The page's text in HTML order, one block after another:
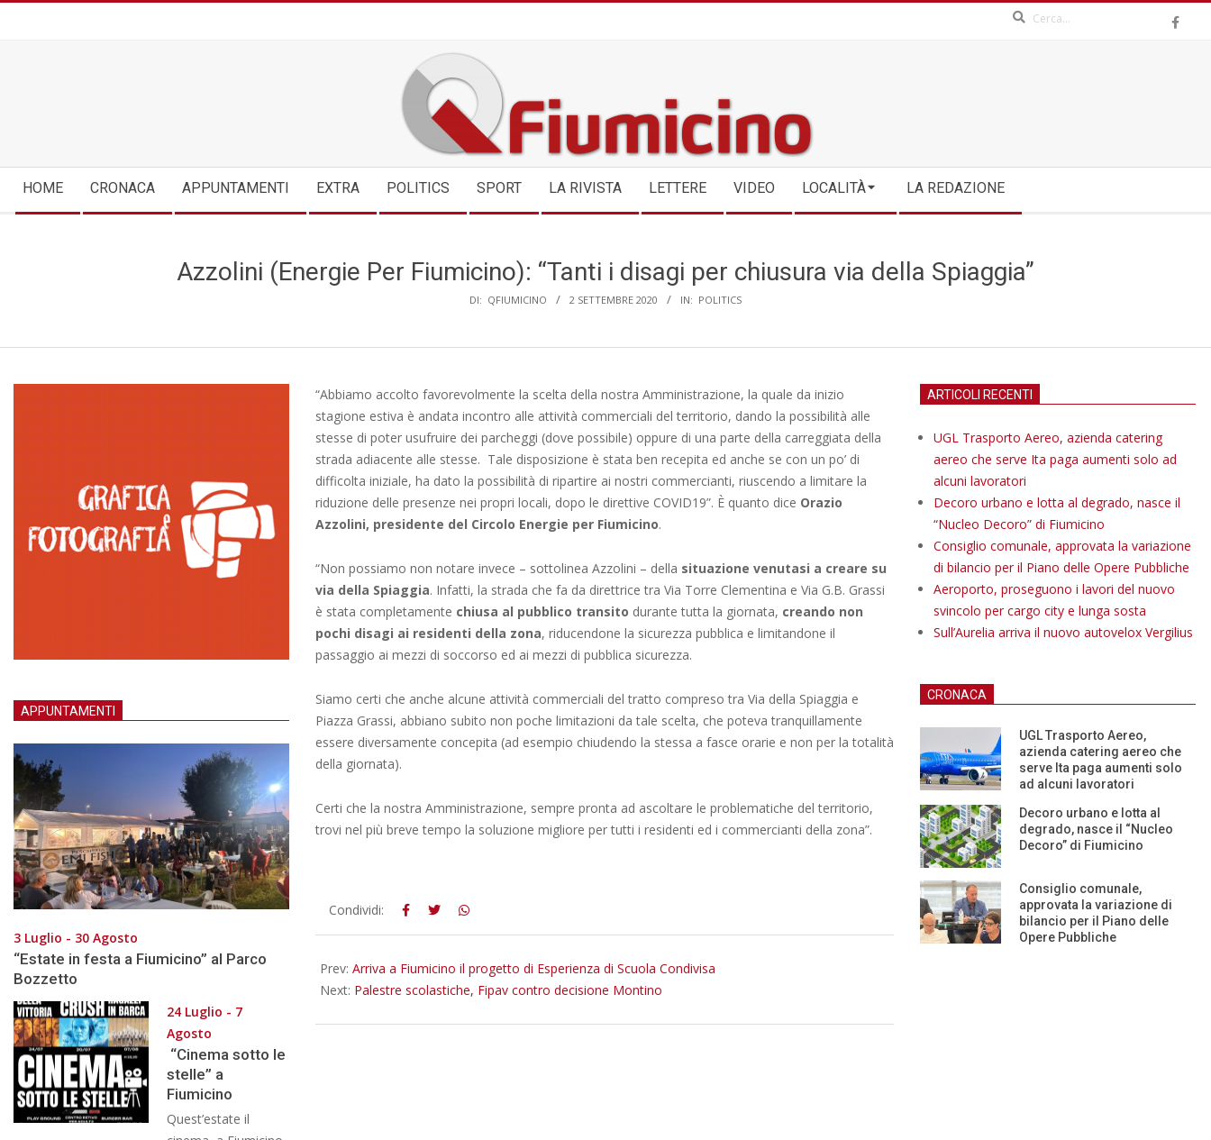
QFIUMICINO.COM
Navigation
Menu
HOME CRONACA APPUNTAMENTI EXTRA POLITICS SPORT LA RIVISTA LETTERE VIDEO LOCALITÀ LA REDAZIONE
Azzolini (Energie Per Fiumicino): “Tanti i disagi per chiusura via della Spiaggia”
DI: QFIUMICINO 2 SETTEMBRE 2020 IN: POLITICS
“Abbiamo accolto favorevolmente la scelta della nostra Amministrazione, la quale da inizio
stagione estiva è andata incontro alle attività commerciali del territorio, dando la possibilità alle
stesse di poter usufruire dei parcheggi (dove possibile) oppure di una parte della carreggiata della
strada adiacente alle stesse. Tale disposizione è stata ben recepita ed anche se con un po’ di
difficolta iniziale, ha dato la possibilità di ripartire ai nostri commercianti, riuscendo a limitare la
riduzione delle presenze nei propri locali, dopo le direttive COVID19”. È quanto dice Orazio
Azzolini, presidente del Circolo Energie per Fiumicino.
“Non possiamo non notare invece – sottolinea Azzolini – della situazione venutasi a creare su
via della Spiaggia. Infatti, la strada che fa da direttrice tra Via Torre Clementina e Via G.B. Grassi
è stata completamente chiusa al pubblico transito durante tutta la giornata, creando non
pochi disagi ai residenti della zona, riducendone la sicurezza pubblica e limitandone il
passaggio ai mezzi di soccorso ed ai mezzi di pubblica sicurezza.
Siamo certi che anche alcune attività commerciali del tratto compreso tra Via della Spiaggia e
Piazza Grassi, abbiano subito non poche limitazioni da tale scelta, che poteva tranquillamente
essere diversamente concepita (ad esempio chiudendo la stessa a fasce orarie e non per la totalità
della giornata).
Certi che la nostra Amministrazione, sempre pronta ad ascoltare le problematiche del territorio,
trovi nel più breve tempo la soluzione migliore per tutti i residenti ed i commercianti della zona”.
2020-
09-
Condividi:
Prev: Arriva a Fiumicino il progetto di Esperienza di Scuola Condivisa
Next: Palestre scolastiche, Fipav contro decisione Montino
APPUNTAMENTI
3 Luglio - 30 Agosto
“Estate in festa a Fiumicino” al Parco
Bozzetto
24 Luglio - 7
Agosto
“Cinema sotto le
stelle” a
Fiumicino
Quest’estate il
ARTICOLI RECENTI
UGL Trasporto Aereo, azienda catering
aereo che serve Ita paga aumenti solo ad
alcuni lavoratori
Decoro urbano e lotta al degrado, nasce il
“Nucleo Decoro” di Fiumicino
Consiglio comunale, approvata la variazione
di bilancio per il Piano delle Opere Pubbliche
Aeroporto, proseguono i lavori del nuovo
svincolo per cargo city e lunga sosta
Sull’Aurelia arriva il nuovo autovelox Vergilius
CRONACA
UGL Trasporto Aereo,
azienda catering aereo che
serve Ita paga aumenti solo
ad alcuni lavoratori
Decoro urbano e lotta al
degrado, nasce il “Nucleo
Decoro” di Fiumicino
Consiglio comunale,
approvata la variazione di
bilancio per il Piano delle
Opere Pubbliche